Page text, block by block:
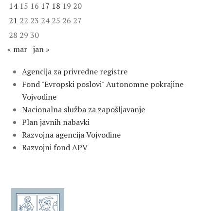
14 15 16 17 18 19 20
21 22 23 24 25 26 27
28 29 30
« mar jan »
Agencija za privredne registre
Fond "Evropski poslovi" Autonomne pokrajine
Vojvodine
Nacionalna služba za zapošljavanje
Plan javnih nabavki
Razvojna agencija Vojvodine
Razvojni fond APV